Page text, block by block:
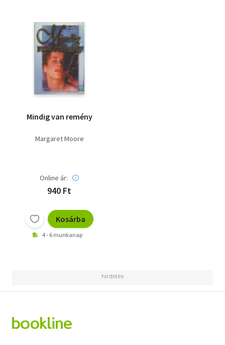
Mindig van remény
Margaret Moore
Online ár:
940 Ft
Kosárba
4 - 6 munkanap